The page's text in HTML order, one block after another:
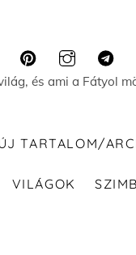
és ami a Fátyol
TARTALOM/
VILÁGOK